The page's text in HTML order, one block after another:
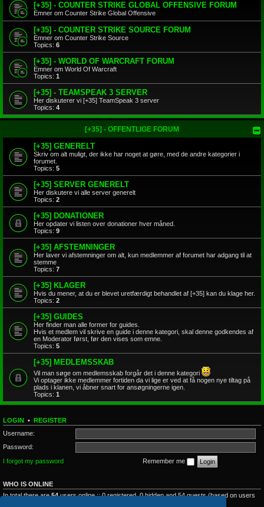
[+35] - COUNTER STRIKE GLOBAL OFFENSIVE FORUM
Emner om Counter Strike Global Offensive
[+35] - COUNTER STRIKE SOURCE FORUM
Emner om Counter Strike Source
Topics: 6
[+35] - WORLD OF WARCRAFT FORUM
Emner om World Of Warcraft
Topics: 1
[+35] - TEAMSPEAK 3 SERVER
Her diskuterer vi [+35] TeamSpeak 3 server
Topics: 4
[+35] - OFFENTLIGE FORUM
[+35] GENERELT
Skriv om alt muligt, der ikke har noget at gøre, med de andre kategorier i
forumet.
Topics: 5
[+35] SERVER GENERELT
Her diskutere vi alle server generelt
Topics: 2
[+35] DONATIONER
Her opdater vi listen over donationer hver måned.
Topics: 9
[+35] AFSTEMNINGER
Her laver vi afstemninger om alt, kun medlemmer af forumet har adgang til at
stemme
Topics: 7
[+35] KLAGER
Hvis du mener, at du er blevet uretfærdigt behandlet af [+35] kan du klage her.
Topics: 2
[+35] GUIDES
Her finder man alle former for guides.
Hvis et medlem vil skrive en guide i denne kategori, skal denne godkendes af
en Moderator først, før den vises som emne.
Topics: 5
[+35] MEDLEMSSKAB
Vil man søge om medlemsskab forgår det i denne kategori
Vi optager ikke medlemmer fortiden da vi lige er ved at få nogen nye tiltag på
plads i klanen, vi åbner snart for ansøgningerne igen.
Topics: 1
LOGIN • REGISTER
Username:
Password:
I forgot my password
Remember me
WHO IS ONLINE
In total there are54users online :: 0 registered, 0 hidden and 54 guests (based on users